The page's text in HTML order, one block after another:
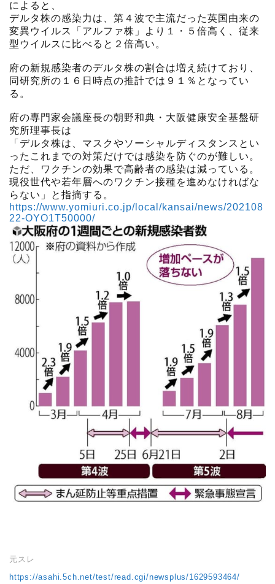
によると、
デルタ株の感染力は、第４波で主流だった英国由来の
変異ウイルス「アルファ株」より１・５倍高く、従来
型ウイルスに比べると２倍高い。
府の新規感染者のデルタ株の割合は増え続けており、
同研究所の１６日時点の推計では９１％となってい
る。
府の専門家会議座長の朝野和典・大阪健康安全基盤研
究所理事長は
「デルタ株は、マスクやソーシャルディスタンスとい
ったこれまでの対策だけでは感染を防ぐのが難しい。
ただ、ワクチンの効果で高齢者の感染は減っている。
現役世代や若年層へのワクチン接種を進めなければな
らない」と指摘する。
https://www.yomiuri.co.jp/local/kansai/news/202108
22-OYO1T50000/
元スレ
https://asahi.5ch.net/test/read.cgi/newsplus/1629593464/